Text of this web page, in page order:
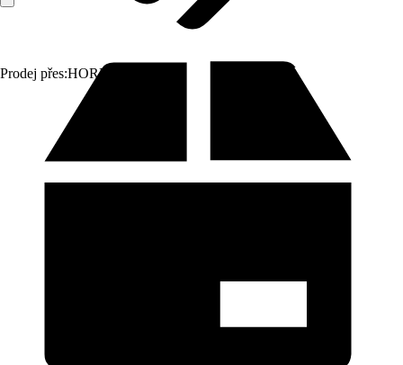
Prodej přes:HORNBACH